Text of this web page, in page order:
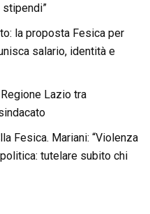
la proposta Fesica per
salario, identità e
Lazio tra
Fesica. Mariani: “Violenza
tutelare subito chi